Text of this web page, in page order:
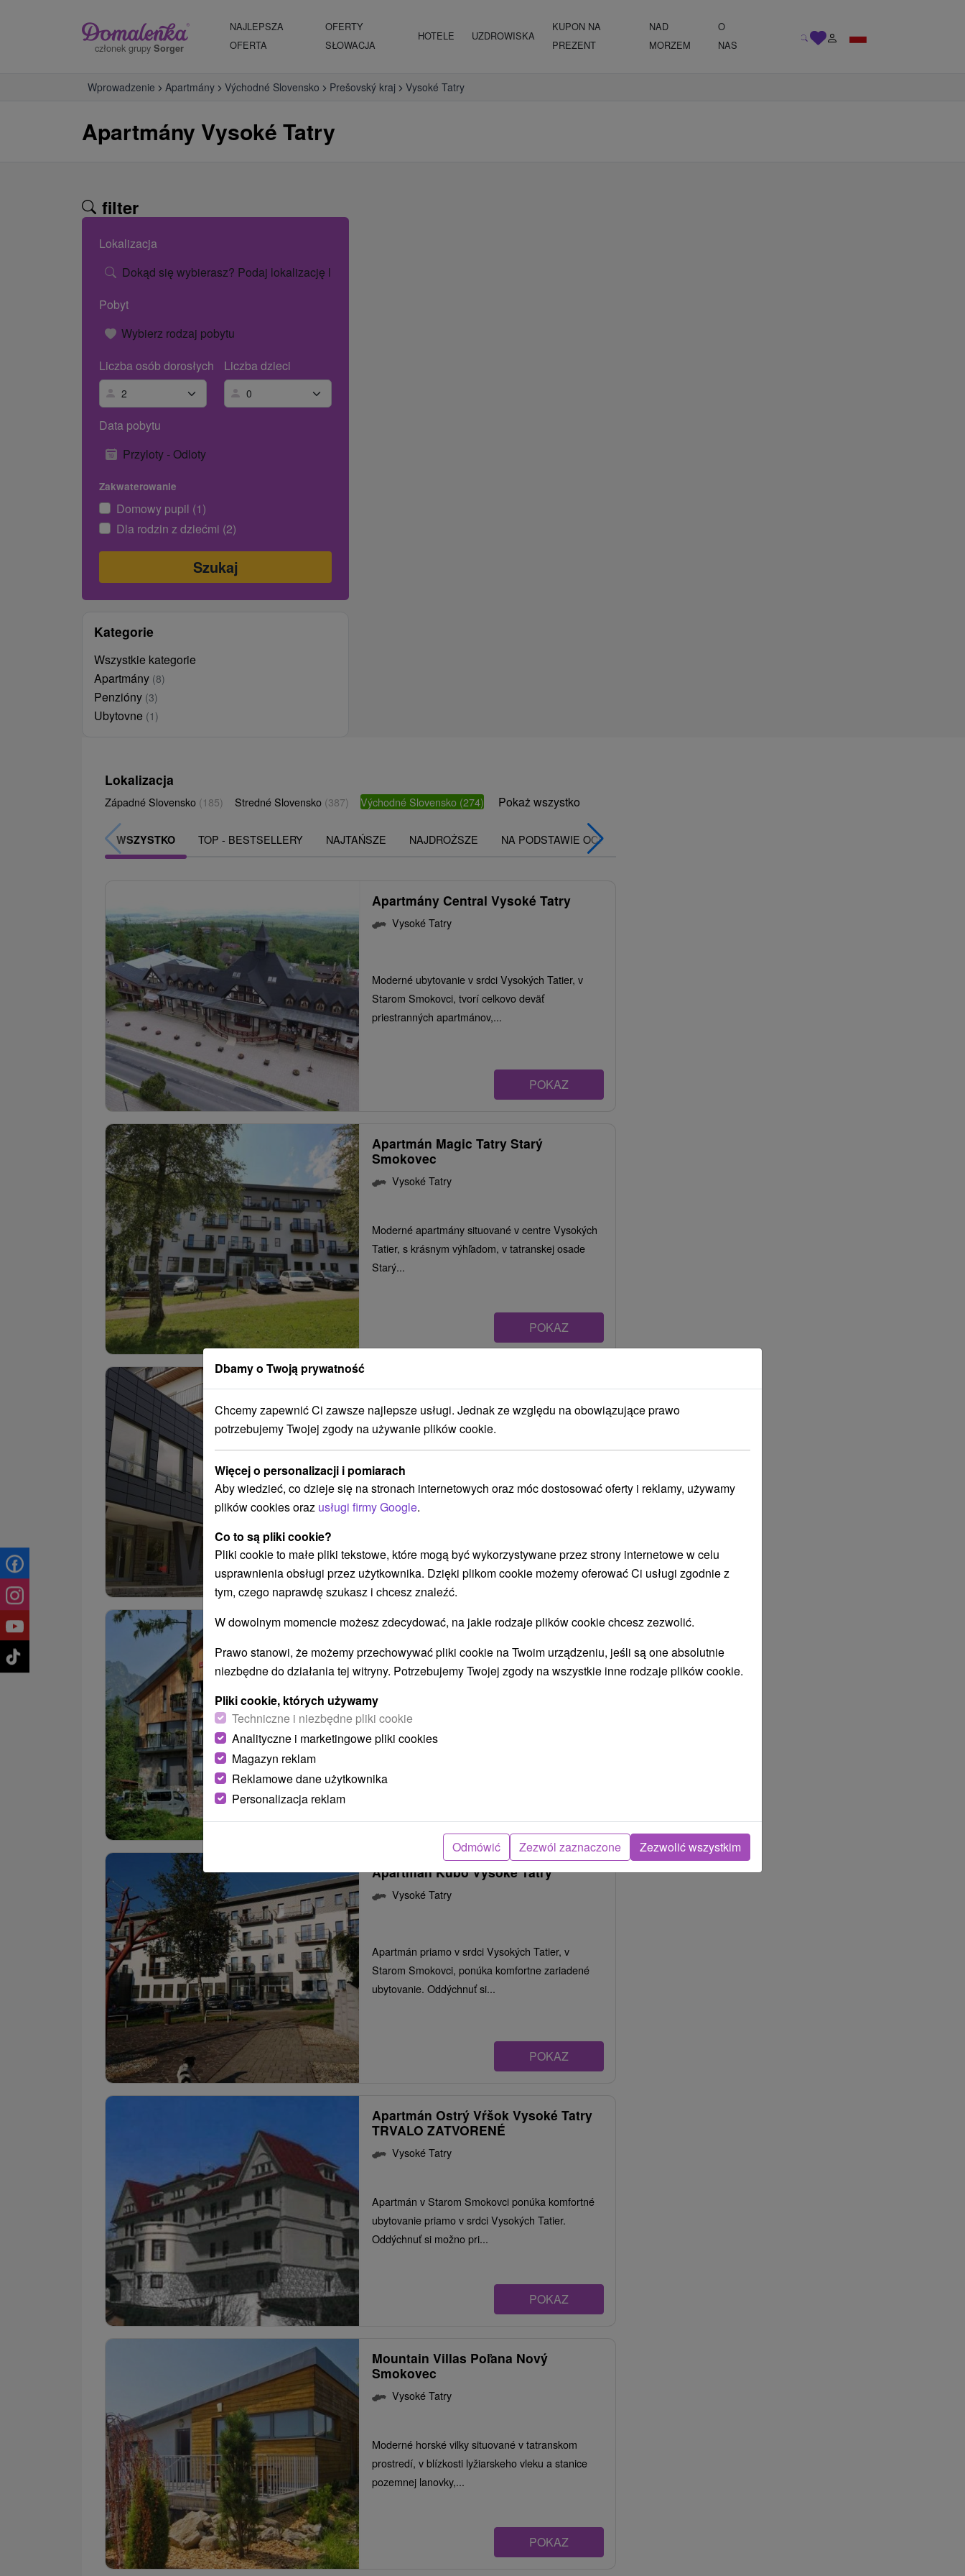
członek grupy Sorger
NAJLEPSZA
OFERTA
OFERTY
SŁOWACJA
HOTELE UZDROWISKA
KUPON NA
PREZENT
NAD
MORZEM
O
NAS
Wprowadzenie Apartmány Východné Slovensko Prešovský kraj Vysoké Tatry
Apartmány Vysoké Tatry
filter
Lokalizacja
Dokąd się wybierasz? Podaj lokalizację lub nazwę hotelu.
Pobyt
Wybierz rodzaj pobytu
Liczba osób dorosłych
Liczba dzieci
Data pobytu
Przyloty - Odloty
Zakwaterowanie
Domowy pupil (1)
Dla rodzin z dziećmi (2)
Kategorie
Wszystkie kategorie
Apartmány (8)
Penzióny (3)
Ubytovne (1)
Lokalizacja
Západné Slovensko (185) Stredné Slovensko (387) Východné Slovensko (274) Pokaż wszystko
WSZYSTKO TOP - BESTSELLERY NAJTAŃSZE NAJDROŻSZE NA PODSTAWIE OCENY
Apartmány Central Vysoké Tatry
Vysoké Tatry
Moderné ubytovanie v srdci Vysokých Tatier, v
Starom Smokovci, tvorí celkovo deväť
priestranných apartmánov,...
POKAZ
Apartmán Magic Tatry Starý
Smokovec
Vysoké Tatry
Moderné apartmány situované v centre Vysokých
Tatier, s krásnym výhľadom, v tatranskej osade
Starý...
POKAZ
Apartmány Oliver a Sofia Vysoké
Tatry
Vysoké Tatry
Dva apartmány v čarokrásnej tatranskej prírode, v
osade Nový Smokovec, ponúkajú ubytovanie v 2...
POKAZ
APLEND Vila Olívia Vysoké Tatry
Vysoké Tatry
Apartmány v malebnom prostredí Vysokých Tatier,
v časti Nový Smokovec. Ponúkajú ubytovanie v
12...
Apartmán Kubo Vysoké Tatry
Vysoké Tatry
Apartmán priamo v srdci Vysokých Tatier, v
Starom Smokovci, ponúka komfortne zariadené
ubytovanie. Oddýchnuť si...
POKAZ
Apartmán Ostrý Vŕšok Vysoké Tatry
TRVALO ZATVORENÉ
Vysoké Tatry
Apartmán v Starom Smokovci ponúka komfortné
ubytovanie priamo v srdci Vysokých Tatier.
Oddýchnuť si možno pri...
POKAZ
Mountain Villas Poľana Nový
Smokovec
Vysoké Tatry
Moderné horské vilky situované v tatranskom
prostredí, v blízkosti lyžiarskeho vleku a stanice
pozemnej lanovky,...
POKAZ
Dbamy o Twoją prywatność
Chcemy zapewnić Ci zawsze najlepsze usługi. Jednak ze względu na obowiązujące prawo
potrzebujemy Twojej zgody na używanie plików cookie.
Więcej o personalizacji i pomiarach
Aby wiedzieć, co dzieje się na stronach internetowych oraz móc dostosować oferty i reklamy, używamy
plików cookies oraz usługi firmy Google.
Co to są pliki cookie?
Pliki cookie to małe pliki tekstowe, które mogą być wykorzystywane przez strony internetowe w celu
usprawnienia obsługi przez użytkownika. Dzięki plikom cookie możemy oferować Ci usługi zgodnie z
tym, czego naprawdę szukasz i chcesz znaleźć.
W dowolnym momencie możesz zdecydować, na jakie rodzaje plików cookie chcesz zezwolić.
Prawo stanowi, że możemy przechowywać pliki cookie na Twoim urządzeniu, jeśli są one absolutnie
niezbędne do działania tej witryny. Potrzebujemy Twojej zgody na wszystkie inne rodzaje plików cookie.
Pliki cookie, których używamy
Techniczne i niezbędne pliki cookie
Analityczne i marketingowe pliki cookies
Magazyn reklam
Reklamowe dane użytkownika
Personalizacja reklam
Odmówić Zezwól zaznaczone Zezwolić wszystkim